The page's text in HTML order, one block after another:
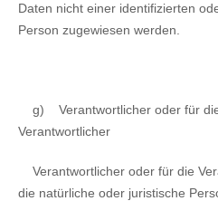
Daten nicht einer identifizierten
Person zugewiesen werden.
g)
Verantwortlicher oder für
Verantwortlicher
Verantwortlicher oder für die
die natürliche oder juristische